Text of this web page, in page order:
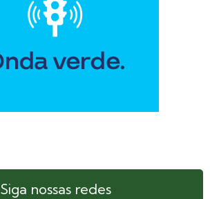
Siga nossas redes